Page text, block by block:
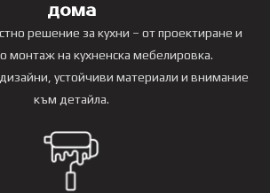
дома
решение за кухни – от проектиране и
монтаж на кухненска мебелировка.
устойчиви материали и внимание
към детайла.